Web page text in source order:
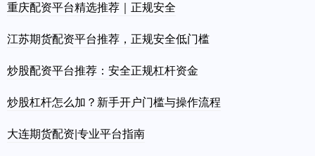
重庆配资平台精选推荐｜正规安全
江苏期货配资平台推荐，正规安全低门槛
炒股配资平台推荐：安全正规杠杆资金
炒股杠杆怎么加？新手开户门槛与操作流程
大连期货配资|专业平台指南